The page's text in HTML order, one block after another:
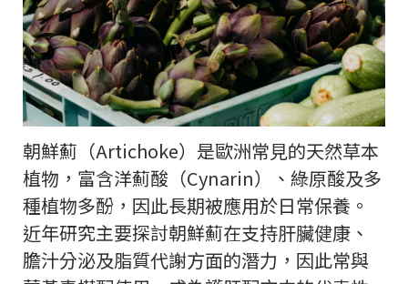
朝鮮薊（Artichoke）是歐洲常見的天然草本
植物，富含洋薊酸（Cynarin）、綠原酸及多
種植物多酚，因此長期被應用於日常保養。
近年研究主要探討朝鮮薊在支持肝臟健康、
膽汁分泌及脂質代謝方面的潛力，因此常與